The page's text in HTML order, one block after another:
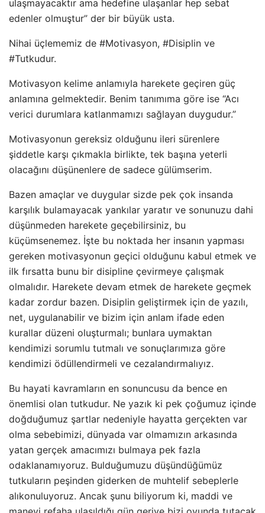
ulaşmayacaktır ama hedefine ulaşanlar hep sebat
edenler olmuştur” der bir büyük usta.
Nihai üçlememiz de #Motivasyon, #Disiplin ve
#Tutkudur.
Motivasyon kelime anlamıyla harekete geçiren güç
anlamına gelmektedir. Benim tanımıma göre ise “Acı
verici durumlara katlanmamızı sağlayan duygudur.”
Motivasyonun gereksiz olduğunu ileri sürenlere
şiddetle karşı çıkmakla birlikte, tek başına yeterli
olacağını düşünenlere de sadece gülümserim.
Bazen amaçlar ve duygular sizde pek çok insanda
karşılık bulamayacak yankılar yaratır ve sonunuzu dahi
düşünmeden harekete geçebilirsiniz, bu
küçümsenemez. İşte bu noktada her insanın yapması
gereken motivasyonun geçici olduğunu kabul etmek ve
ilk fırsatta bunu bir disipline çevirmeye çalışmak
olmalıdır. Harekete devam etmek de harekete geçmek
kadar zordur bazen. Disiplin geliştirmek için de yazılı,
net, uygulanabilir ve bizim için anlam ifade eden
kurallar düzeni oluşturmalı; bunlara uymaktan
kendimizi sorumlu tutmalı ve sonuçlarımıza göre
kendimizi ödüllendirmeli ve cezalandırmalıyız.
Bu hayati kavramların en sonuncusu da bence en
önemlisi olan tutkudur. Ne yazık ki pek çoğumuz içinde
doğduğumuz şartlar nedeniyle hayatta gerçekten var
olma sebebimizi, dünyada var olmamızın arkasında
yatan gerçek amacımızı bulmaya pek fazla
odaklanamıyoruz. Bulduğumuzu düşündüğümüz
tutkuların peşinden giderken de muhtelif sebeplerle
alıkonuluyoruz. Ancak şunu biliyorum ki, maddi ve